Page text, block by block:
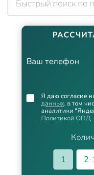
Ваш телефон
1
2-
Я даю согласие
данных, в том
аналитики
Политикой ОПД